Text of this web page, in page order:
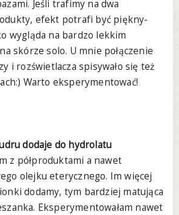
Jeśli trafimy na dwa
efekt potrafi być piękny-
wygląda na bardzo lekkim
skórze solo. U mnie połączenie
i rozświetlacza spisywało się też
Warto eksperymentować!
dodaje do hydrolatu
z półproduktami a nawet
olejku eterycznego. Im więcej
dodamy, tym bardziej matująca
Eksperymentowałam nawet